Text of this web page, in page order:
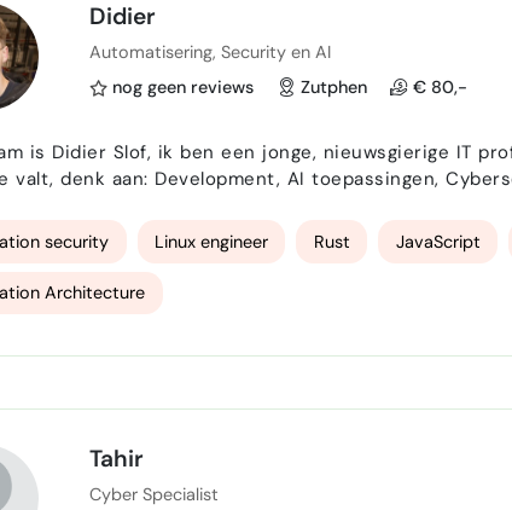
Didier
Automatisering, Security en AI
nog geen reviews
Zutphen € 80,-
Didier Slof, ik ben een jonge, nieuwsgierige IT professional. Ik werk voornamelijk met
valt, denk aan: Development, AI toepassingen,
u mee over technische specificates, ontwi…
security Linux engineer Rust JavaScript
Architecture
Tahir
Cyber Specialist